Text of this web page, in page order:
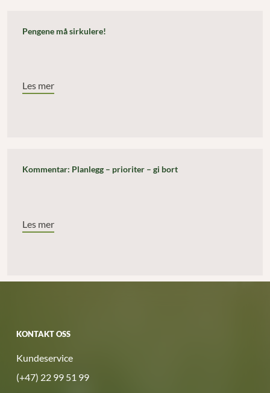
Pengene må sirkulere!
Les mer
Kommentar: Planlegg – prioriter – gi bort
Les mer
KONTAKT OSS
Kundeservice
(+47) 22 99 51 99